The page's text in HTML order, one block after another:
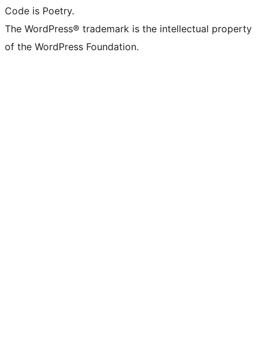
Code is Poetry.
The WordPress® trademark is the intellectual property
of the WordPress Foundation.